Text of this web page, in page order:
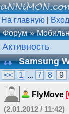
На главную Вход
Форум
Активность
Samsung
<< 1 ... 7 8 9
FlyMove
(2.01.2012 / 11:42)